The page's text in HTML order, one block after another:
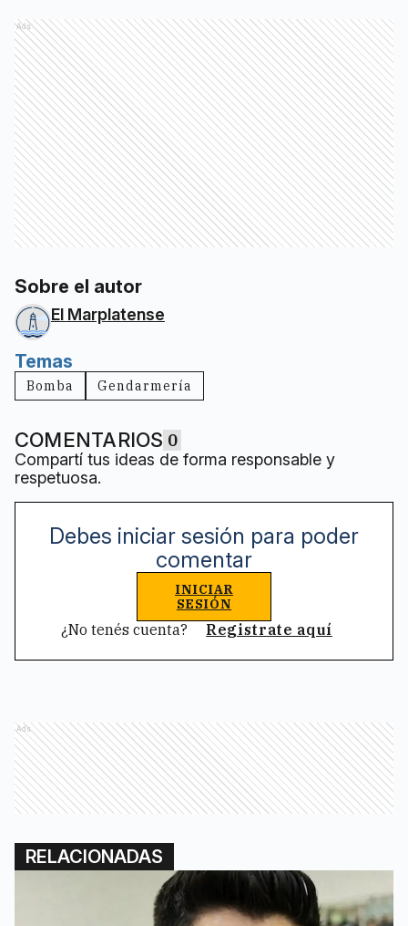
Ads
Sobre el autor
El Marplatense
Temas
Bomba Gendarmería
COMENTARIOS 0
Compartí tus ideas de forma responsable y
respetuosa.
Debes iniciar sesión para poder
comentar
INICIAR
SESIÓN
¿No tenés cuenta? Registrate aquí
Ads
RELACIONADAS